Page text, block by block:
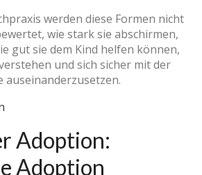
werden diese Formen nicht
wie stark sie abschirmen,
gut sie dem Kind helfen können,
und sich sicher mit der
auseinanderzusetzen.
Adoption:
Adoption